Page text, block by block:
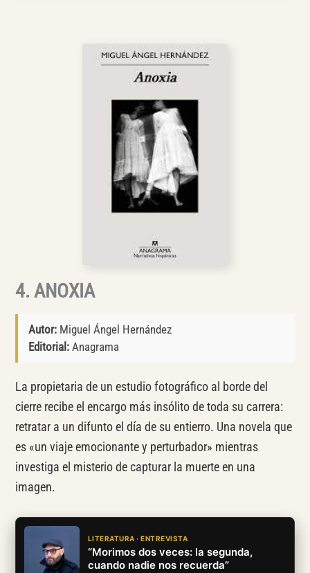
4. ANOXIA
Autor:Miguel Ángel Hernández
Editorial:Anagrama
La propietaria de un estudio fotográfico al borde del
cierre recibe el encargo más insólito de toda su carrera:
retratar a un difunto el día de su entierro. Una novela que
es «un viaje emocionante y perturbador» mientras
investiga el misterio de capturar la muerte en una
imagen.
LITERATURA · ENTREVISTA
“Morimos dos veces: la segunda,
cuando nadie nos recuerda”